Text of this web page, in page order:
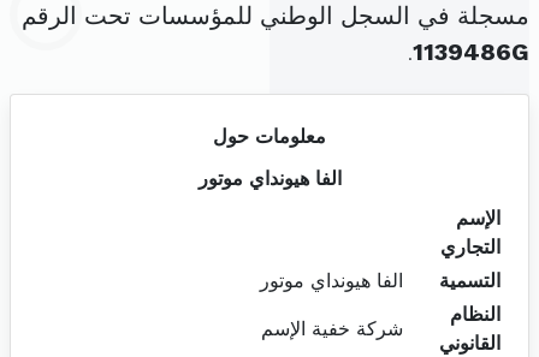
مسجلة في السجل الوطني للمؤسسات تحت الرقم
1139486G
.
معلومات حول
الفا هيونداي موتور
الإسم
التجاري
التسمية
الفا هيونداي موتور
النظام
القانوني
شركة خفية الإسم